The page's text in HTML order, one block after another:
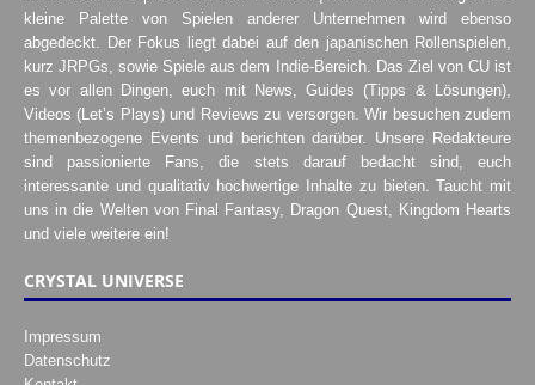
kleine Palette von Spielen anderer Unternehmen wird ebenso
abgedeckt. Der Fokus liegt dabei auf den japanischen Rollenspielen,
kurz JRPGs, sowie Spiele aus dem Indie-Bereich. Das Ziel von CU ist
es vor allen Dingen, euch mit News, Guides (Tipps & Lösungen),
Videos (Let’s Plays) und Reviews zu versorgen. Wir besuchen zudem
themenbezogene Events und berichten darüber. Unsere Redakteure
sind passionierte Fans, die stets darauf bedacht sind, euch
interessante und qualitativ hochwertige Inhalte zu bieten. Taucht mit
uns in die Welten von Final Fantasy, Dragon Quest, Kingdom Hearts
und viele weitere ein!
CRYSTAL UNIVERSE
Impressum
Datenschutz